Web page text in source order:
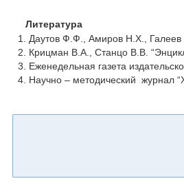
Литература
Даутов Ф.Ф., Амиров Н.Х., Галеев
Крицман В.А., Станцо В.В.
Еженедельная газета
Научно – методический журнал